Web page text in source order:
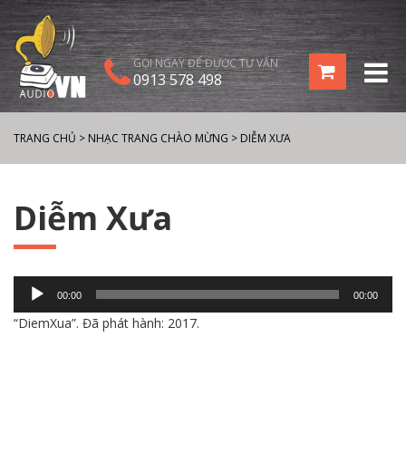
GỌI NGAY ĐỂ ĐƯỢC TƯ VẤN
0913 578 498
TRANG CHỦ > NHẠC TRANG CHÀO MỪNG > DIỄM XƯA
Diễm Xưa
Trình
chơi
Audio
00:00 00:00
“DiemXua”. Đã phát hành: 2017.